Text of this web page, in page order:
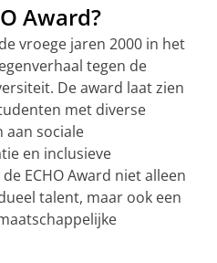
Award?
vroege jaren 2000 in het
tegen de
De award laat zien
met diverse
sociale
en inclusieve
ECHO Award niet alleen
talent, maar ook een